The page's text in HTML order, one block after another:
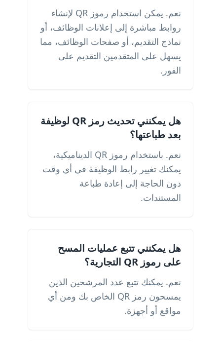
نعم. يمكن استخدام رموز QR لإنشاء
روابط مباشرة إلى إعلانات الوظائف، أو
نماذج التقديم، أو صفحات الوظائف، مما
يسهل على المتقدمين التقديم على
الفور.
هل يمكنني تحديث رمز QR لوظيفة
بعد طباعتها؟
نعم. باستخدام رموز QR الديناميكية،
يمكنك تغيير رابط الوظيفة في أي وقت
دون الحاجة إلى إعادة طباعة
المستندات.
هل يمكنني تتبع عمليات المسح
على رموز QR التجارية؟
نعم. يمكنك تتبع عدد المرشحين الذين
يمسحون رمز QR الخاص بك ومن أي
مواقع أو أجهزة.